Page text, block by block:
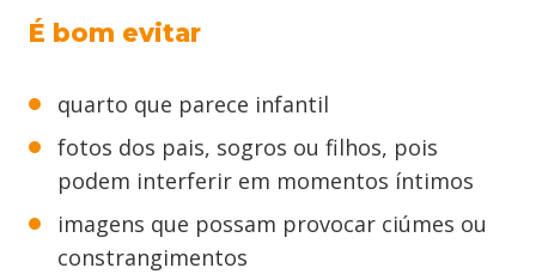
É bom evitar
quarto que parece infantil
fotos dos pais, sogros ou filhos, pois
podem interferir em momentos íntimos
imagens que possam provocar ciúmes ou
constrangimentos